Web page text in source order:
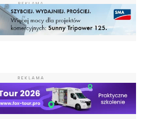
REKLAMA
REKLAMA